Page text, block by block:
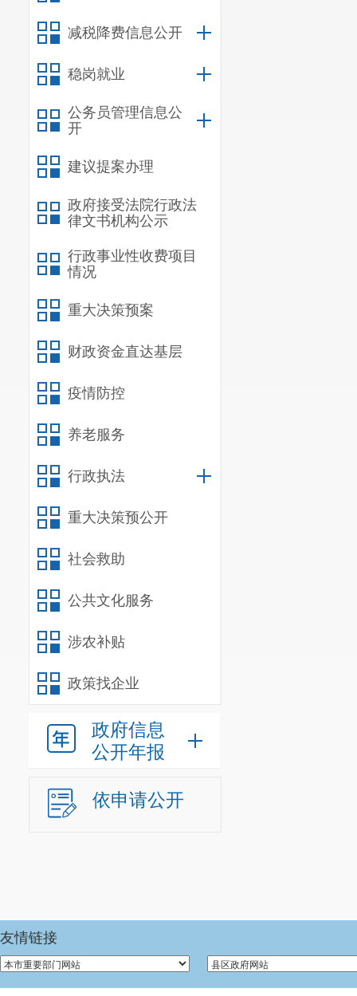
减税降费信息公开
稳岗就业
公务员管理信息公
开
建议提案办理
政府接受法院行政法
律文书机构公示
行政事业性收费项目
情况
重大决策预案
财政资金直达基层
疫情防控
养老服务
行政执法
重大决策预公开
社会救助
公共文化服务
涉农补贴
政策找企业
政府信息
公开年报
依申请公开
友情链接